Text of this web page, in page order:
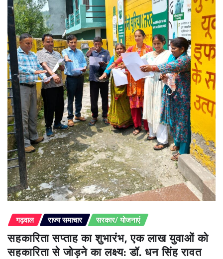
गढ़वाल राज्य समाचार सरकार/ योजनाएं
सहकारिता सप्ताह का शुभारंभ, एक लाख युवाओं को
सहकारिता से जोड़ने का लक्ष्य: डॉ. धन सिंह रावत